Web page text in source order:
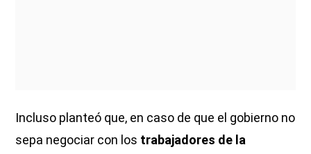
Incluso planteó que, en caso de que el gobierno no
sepa negociar con los trabajadores de la